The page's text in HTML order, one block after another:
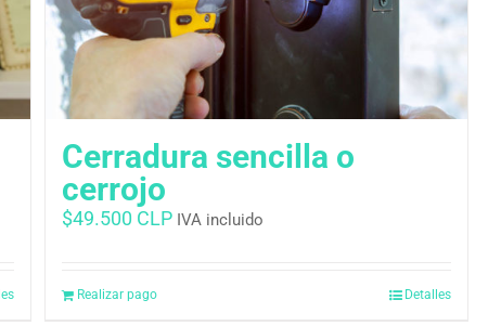
Cerradura sencilla o
cerrojo
$49.500 CLP IVA incluido
Realizar pago Detalles